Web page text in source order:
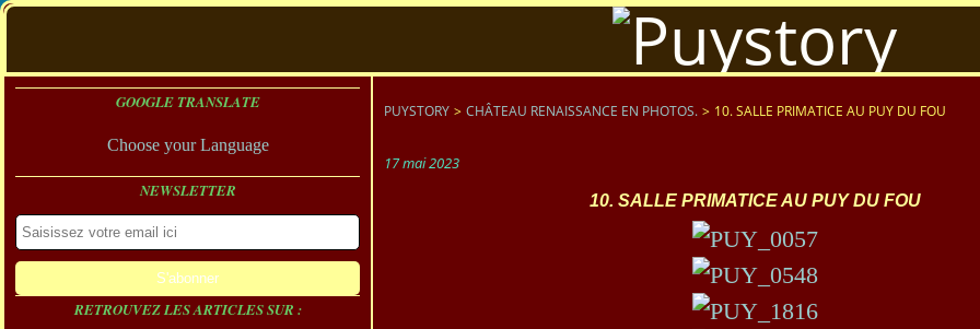
GOOGLE TRANSLATE
Choose your Language
NEWSLETTER
RETROUVEZ LES ARTICLES SUR :
PUYSTORY > CHÂTEAU RENAISSANCE EN PHOTOS. > 10. SALLE PRIMATICE AU PUY DU FOU
17 mai 2023
10. SALLE PRIMATICE AU PUY DU FOU